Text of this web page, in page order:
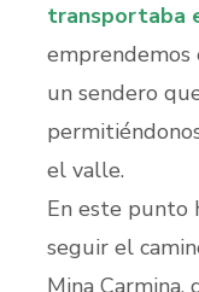
transportaba
emprendemos
un sendero
el valle.
En este punto
seguir el
Mina Carmina,